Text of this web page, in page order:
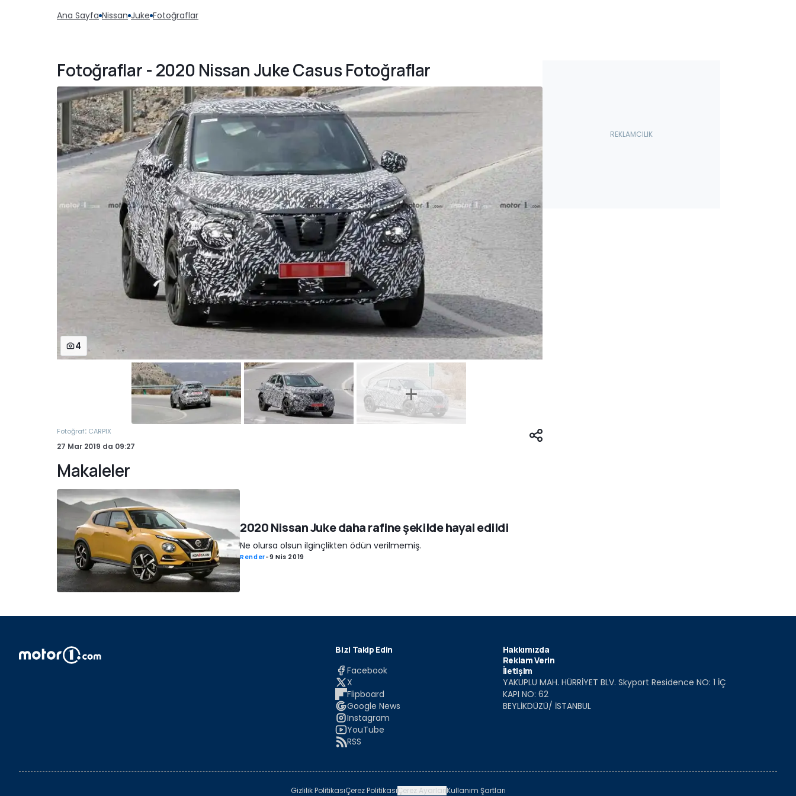
Ana Sayfa Nissan Juke Fotoğraflar
Fotoğraflar - 2020 Nissan Juke Casus Fotoğraflar
4
Fotoğraf: CARPIX
27 Mar 2019 da 09:27
Makaleler
2020 Nissan Juke daha rafine şekilde hayal edildi
Ne olursa olsun ilginçlikten ödün verilmemiş.
Render-9 Nis 2019
Bizi Takip Edin
Facebook
X
Flipboard
Google News
Instagram
YouTube
RSS
Hakkımızda
Reklam Verin
İletişim
YAKUPLU MAH. HÜRRİYET BLV. Skyport Residence NO: 1 İÇ
KAPI NO: 62
BEYLİKDÜZÜ/ İSTANBUL
Gizlilik PolitikasıÇerez PolitikasıÇerez AyarlarıKullanım Şartları